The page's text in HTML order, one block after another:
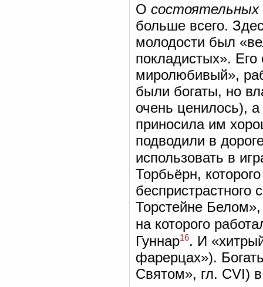
О состоятельных
больше всего.
молодости был
покладистых».
миролюбивый»,
были богаты, но
очень ценилось),
приносила им
подводили в
использовать в
Торбьёрн,
беспристрастного
Торстейне
на которого
Гуннар16. И
фарерцах»).
Святом», гл. CVI)